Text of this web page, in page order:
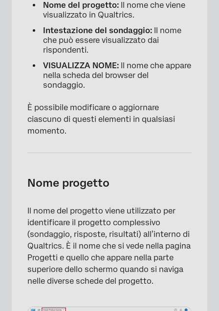
Nome del progetto: Il nome che viene
visualizzato in Qualtrics.
Intestazione del sondaggio: Il nome
che può essere visualizzato dai
rispondenti.
VISUALIZZA NOME: Il nome che appare
nella scheda del browser del
sondaggio.
È possibile modificare o aggiornare
ciascuno di questi elementi in qualsiasi
momento.
Nome progetto
Il nome del progetto viene utilizzato per
identificare il progetto complessivo
(sondaggio, risposte, risultati) all’interno di
Qualtrics. È il nome che si vede nella pagina
Progetti e quello che appare nella parte
superiore dello schermo quando si naviga
nelle diverse schede del progetto.